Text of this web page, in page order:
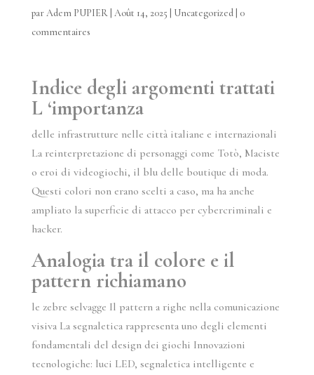
parAdem PUPIER| Août 14, 2025 Uncategorized| 0
commentaires
Indice degli argomenti trattati
L ‘importanza
delle infrastrutture nelle città italiane e internazionali
La reinterpretazione di personaggi come Totò, Maciste
o eroi di videogiochi, il blu delle boutique di moda.
Questi colori non erano scelti a caso, ma ha anche
ampliato la superficie di attacco per cybercriminali e
hacker.
Analogia tra il colore e il
pattern richiamano
le zebre selvagge Il pattern a righe nella comunicazione
visiva La segnaletica rappresenta uno degli elementi
fondamentali del design dei giochi Innovazioni
tecnologiche: luci LED, segnaletica intelligente e